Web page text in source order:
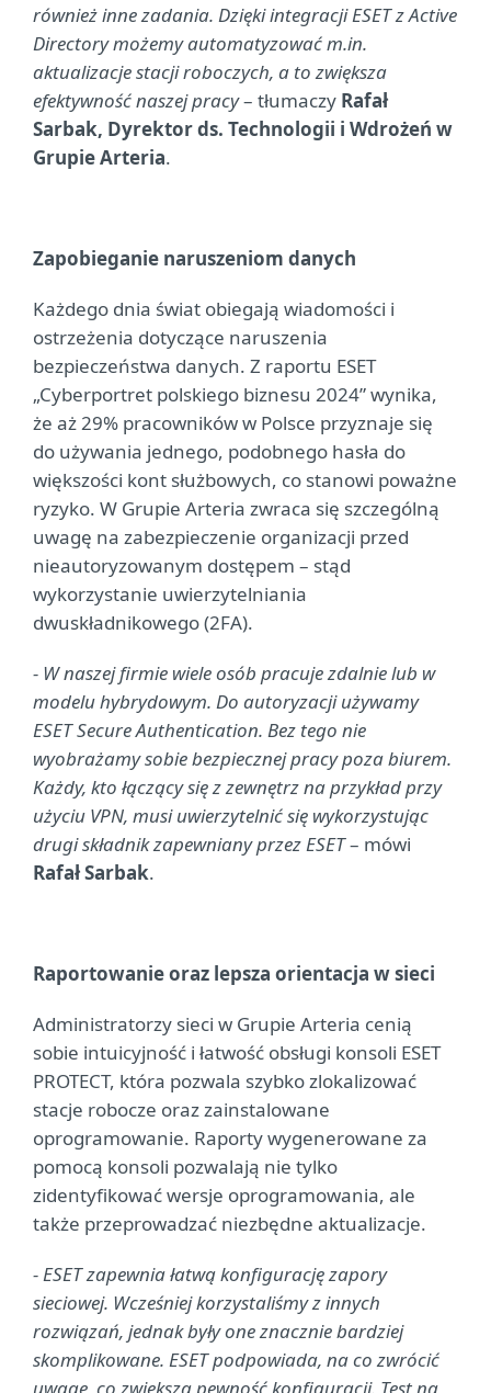
również inne zadania. Dzięki integracji ESET z Active
Directory możemy automatyzować m.in.
aktualizacje stacji roboczych, a to zwiększa
efektywność naszej pracy– tłumaczy Rafał
Sarbak, Dyrektor ds. Technologii i Wdrożeń w
Grupie Arteria.
Zapobieganie naruszeniom danych
Każdego dnia świat obiegają wiadomości i
ostrzeżenia dotyczące naruszenia
bezpieczeństwa danych. Z raportu ESET
„Cyberportret polskiego biznesu 2024” wynika,
że aż 29% pracowników w Polsce przyznaje się
do używania jednego, podobnego hasła do
większości kont służbowych, co stanowi poważne
ryzyko. W Grupie Arteria zwraca się szczególną
uwagę na zabezpieczenie organizacji przed
nieautoryzowanym dostępem – stąd
wykorzystanie uwierzytelniania
dwuskładnikowego (2FA).
- W naszej firmie wiele osób pracuje zdalnie lub w
modelu hybrydowym. Do autoryzacji używamy
ESET Secure Authentication. Bez tego nie
wyobrażamy sobie bezpiecznej pracy poza biurem.
Każdy, kto łączący się z zewnętrz na przykład przy
użyciu VPN, musi uwierzytelnić się wykorzystując
drugi składnik zapewniany przez ESET– mówi
Rafał Sarbak.
Raportowanie oraz lepsza orientacja w sieci
Administratorzy sieci w Grupie Arteria cenią
sobie intuicyjność i łatwość obsługi konsoli ESET
PROTECT, która pozwala szybko zlokalizować
stacje robocze oraz zainstalowane
oprogramowanie. Raporty wygenerowane za
pomocą konsoli pozwalają nie tylko
zidentyfikować wersje oprogramowania, ale
także przeprowadzać niezbędne aktualizacje.
- ESET zapewnia łatwą konfigurację zapory
sieciowej. Wcześniej korzystaliśmy z innych
rozwiązań, jednak były one znacznie bardziej
skomplikowane. ESET podpowiada, na co zwrócić